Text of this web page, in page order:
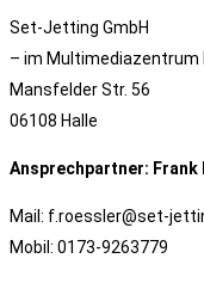
Set-Jetting GmbH
– im Multimediazentrum
Mansfelder Str. 56
06108 Halle
Ansprechpartner: Frank
Mail: f.roessler@set-
Mobil: 0173-9263779